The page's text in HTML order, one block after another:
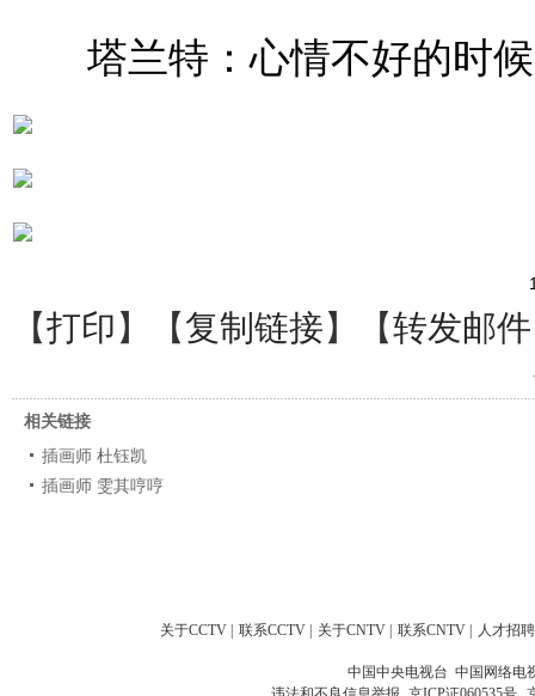
塔兰特：心情不好的时
【打印】【复制链接】【转发邮件
相关链接
插画师 杜钰凯
插画师 雯其哼哼
关于CCTV | 联系CCTV | 关于CNTV | 联系CNTV | 人才招聘
中国中央电视台 中国网络电